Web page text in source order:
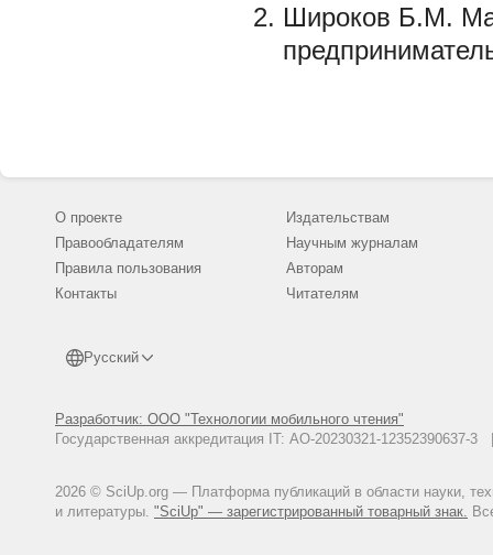
Широков Б.М.
О проекте
Правообладателям
Правила пользования
Контакты
Русский
Разработчик: ООО "Технологии мобильного чтения"
Государственная аккредитация IT: АО-20230321-
2026 © SciUp.org — Платформа публикаций в области науки,
и литературы. "SciUp" — зарегистрированный товарный знак.
Издательствам
Научным журналам
Авторам
Читателям